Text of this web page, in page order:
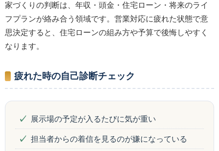
家づくりの判断は、年収・頭金・住宅ローン・将来のライ
フプランが絡み合う領域です。営業対応に疲れた状態で意
思決定すると、住宅ローンの組み方や予算で後悔しやすく
なります。
疲れた時の自己診断チェック
展示場の予定が入るたびに気が重い
担当者からの着信を見るのが嫌になっている